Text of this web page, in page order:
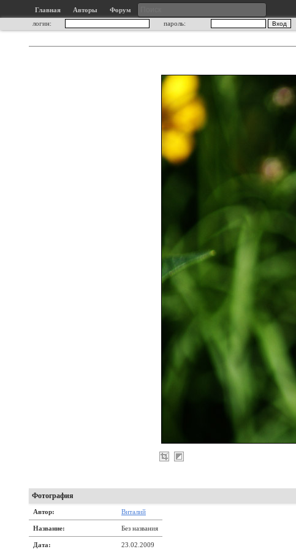
Главная Авторы
Форум
логин:
пароль:
Фотография
Автор: Виталий
Название: Без названия
Дата: 23.02.2009